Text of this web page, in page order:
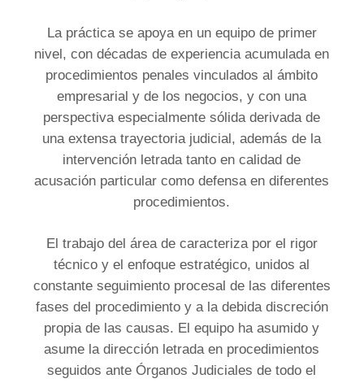
La práctica se apoya en un equipo de primer
nivel, con décadas de experiencia acumulada en
procedimientos penales vinculados al ámbito
empresarial y de los negocios, y con una
perspectiva especialmente sólida derivada de
una extensa trayectoria judicial, además de la
intervención letrada tanto en calidad de
acusación particular como defensa en diferentes
procedimientos.
El trabajo del área de caracteriza por el rigor
técnico y el enfoque estratégico, unidos al
constante seguimiento procesal de las diferentes
fases del procedimiento y a la debida discreción
propia de las causas. El equipo ha asumido y
asume la dirección letrada en procedimientos
seguidos ante Órganos Judiciales de todo el